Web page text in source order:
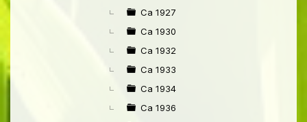
Ca 1927
Ca 1930
Ca 1932
Ca 1933
Ca 1934
Ca 1936